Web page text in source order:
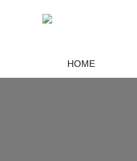
HOME